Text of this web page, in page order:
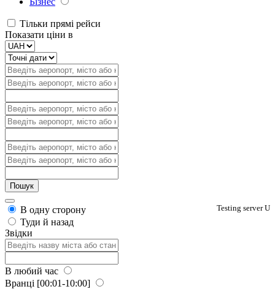
Тільки прямі рейси
Показати ціни в
Testing server U
В одну сторону
Туди й назад
Звідки
В любий час
Вранці [00:01-10:00]